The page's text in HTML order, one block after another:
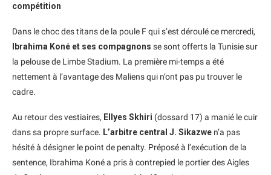
compétition
Dans le choc des titans de la poule F qui s’est déroulé ce mercredi,
Ibrahima Koné et ses compagnons se sont offerts la Tunisie sur
la pelouse de Limbe Stadium. La première mi-temps a été
nettement à l’avantage des Maliens qui n’ont pas pu trouver le
cadre.
Au retour des vestiaires, Ellyes Skhiri (dossard 17) a manié le cuir
dans sa propre surface. L’arbitre central J. Sikazwe n’a pas
hésité à désigner le point de penalty. Préposé à l’exécution de la
sentence, Ibrahima Koné a pris à contrepied le portier des Aigles